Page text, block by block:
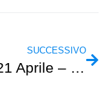
SUCCESSIVO
Sabato 20 e Domenica 21 Aprile – Cena a Reppia ed escursione al M.Zatta